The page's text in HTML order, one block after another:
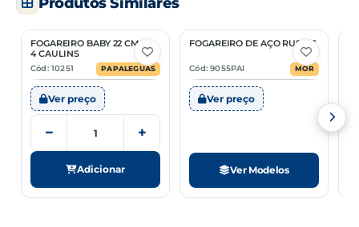
Produtos Similares
FOGAREIRO BABY 22 CM FZ
4 CAULINS
Cód: 10251
PAPALEGUAS
Ver preço
− +
Adicionar
2 Opções
FOGAREIRO DE AÇO RUSTIC
Cód: 9055PAI MOR
Ver preço
Ver Modelos